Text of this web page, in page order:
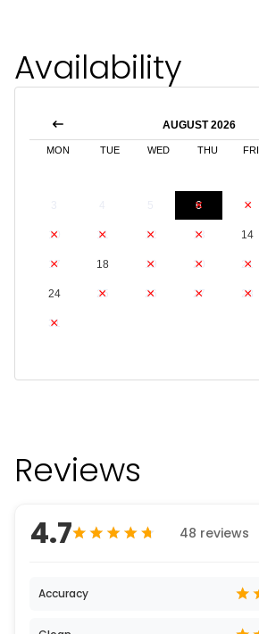
Availability
AUGUST 2026
MON TUE WED THU FRI
6 7
10 11 12 13 14
17 18 19 20 21
24 25 26 27 28
31
Reviews
4.7 48 reviews
Accuracy